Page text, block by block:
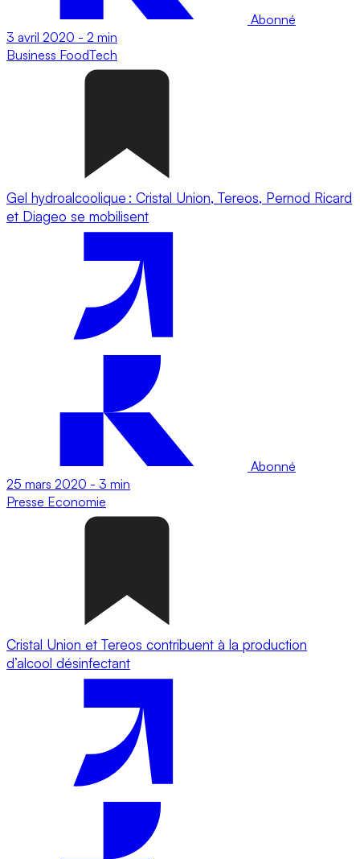
Abonné
3 avril 2020 - 2 min
Business FoodTech
Gel hydroalcoolique : Cristal Union, Tereos, Pernod Ricard
et Diageo se mobilisent
Abonné
25 mars 2020 - 3 min
Presse Economie
Cristal Union et Tereos contribuent à la production
d’alcool désinfectant